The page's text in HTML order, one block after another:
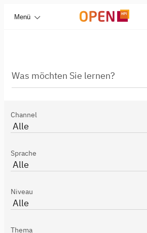
Menü
Was möchten Sie lernen?
Channel
Sprache
Niveau
Thema